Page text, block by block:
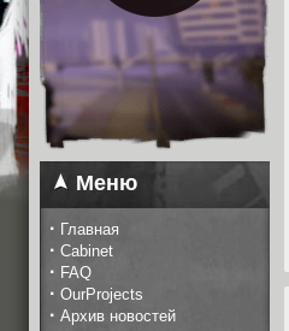
Меню
· Главная
· Cabinet
· FAQ
· OurProjects
· Архив новостей